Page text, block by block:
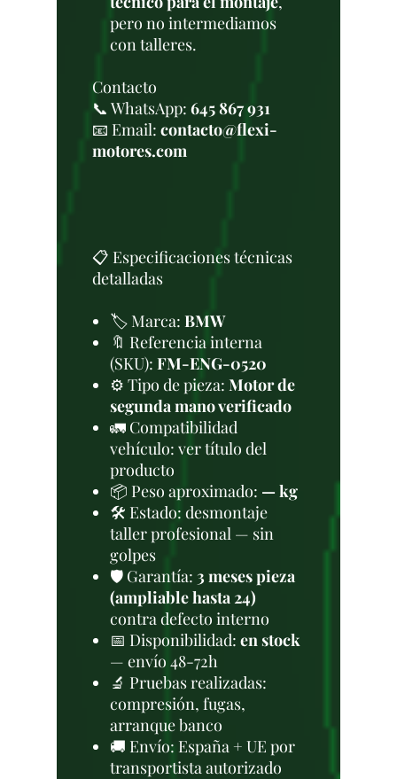
pero no intermediamos
con talleres.
Contacto
📞 WhatsApp: 645 867 931
📧 Email: contacto@flexi-
motores.com
📋 Especificaciones técnicas
detalladas
🏷️ Marca: BMW
🔖 Referencia interna
(SKU): FM-ENG-0520
⚙️ Tipo de pieza: Motor de
segunda mano verificado
🚛 Compatibilidad
vehículo: ver título del
producto
📦 Peso aproximado: — kg
🛠 Estado: desmontaje
taller profesional — sin
golpes
🛡️ Garantía: 3 meses pieza
(ampliable hasta 24)
contra defecto interno
📅 Disponibilidad: en stock
— envío 48-72h
🔬 Pruebas realizadas:
compresión, fugas,
arranque banco
🚚 Envío: España + UE por
transportista autorizado